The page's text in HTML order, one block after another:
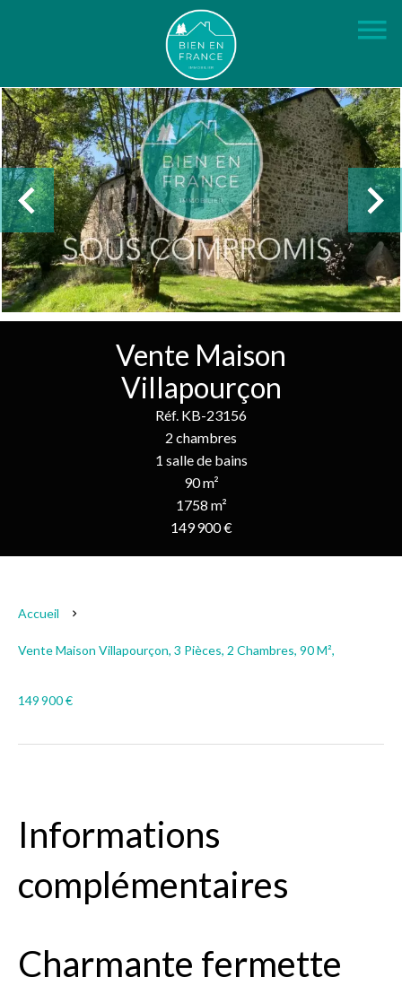
Vente Maison
Villapourçon
Réf. KB-23156
2 chambres
1 salle de bains
90 m²
1758 m²
149 900 €
Accueil
Vente Maison Villapourçon, 3 Pièces, 2 Chambres, 90 M²,
149 900 €
Informations
complémentaires
Charmante fermette